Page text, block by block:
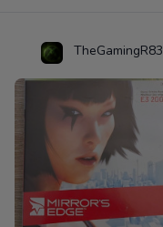
TheGamingR83